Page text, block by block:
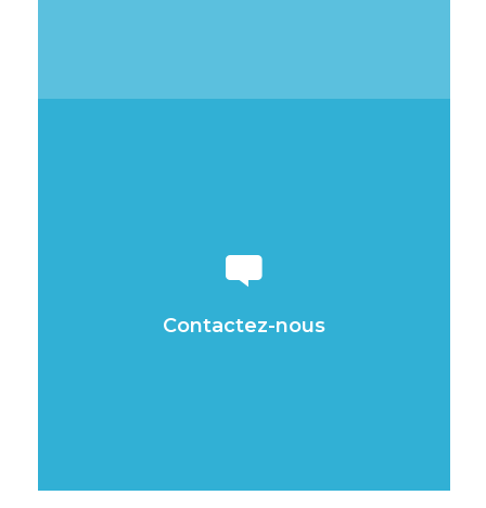
Contactez-nous
personnalisée ? Contactez notre
équipe commerciale et nous vous
délais.